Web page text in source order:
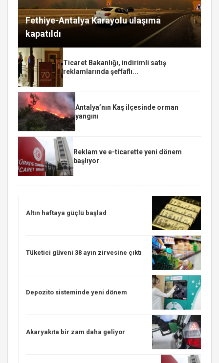
Fethiye-Antalya Karayolu ulaşıma
kapatıldı
Ticaret Bakanlığı, indirimli satış
reklamlarında şeffaflı...
Antalya’nın Kaş ilçesinde orman
yangını
Reklam ve e-ticarette yeni dönem
başlıyor
Altın haftaya güçlü başlad
Tüketici güveni 38 ayın zirvesine çıktı
Depozito sisteminde yeni dönem
Akaryakıta bir zam daha geliyor